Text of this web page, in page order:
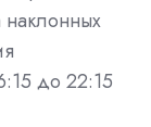
наклонных
до 22:15